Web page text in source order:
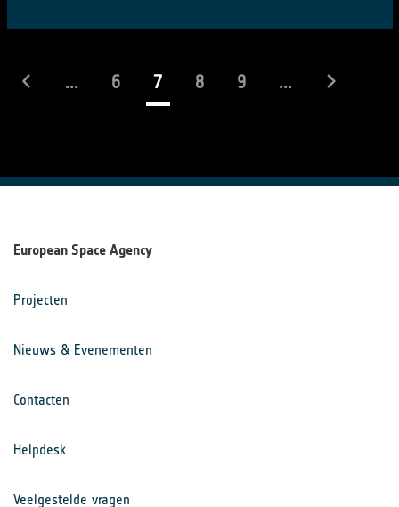
... 6 7(actueel)
8 9 ...
European Space Agency
Projecten
Nieuws & Evenementen
Contacten
Helpdesk
Veelgestelde vragen